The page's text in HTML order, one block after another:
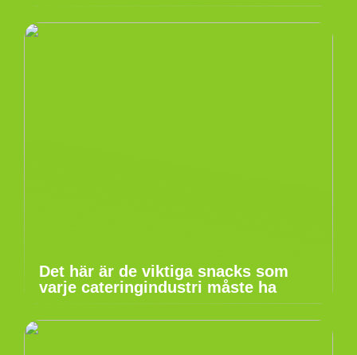
Det här är de viktiga snacks som
varje cateringindustri måste ha